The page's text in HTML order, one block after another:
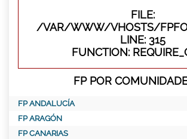
FILE:
/VAR/WWW/VHOSTS/
LINE: 315
FUNCTION:
FP POR
FP ANDALUCÍA
FP ARAGÓN
FP CANARIAS